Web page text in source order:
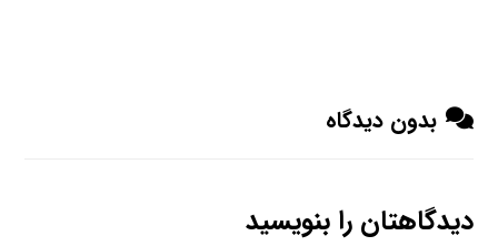
بدون دیدگاه
دیدگاهتان را بنویسید